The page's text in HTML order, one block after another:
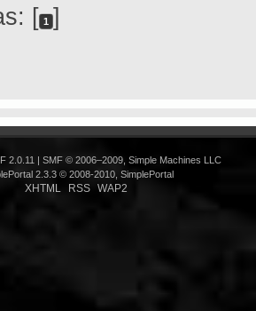
[ 1 ]
2.0.11
SMF © 2006–2009, Simple Machines LLC
2.3.3 © 2008-2010, SimplePortal
XHTML RSS WAP2